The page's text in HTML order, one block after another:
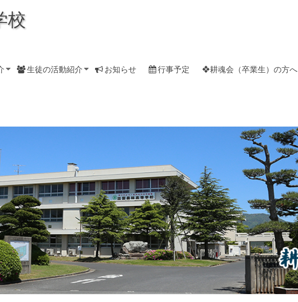
校
生徒の活動紹介 お知らせ 行事予定 ❖耕魂会（卒業生）の方へ